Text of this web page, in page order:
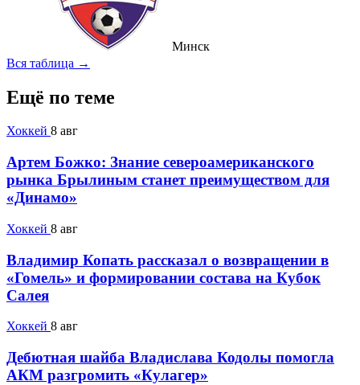
Минск
Вся таблица →
Ещё по теме
Хоккей 8 авг
Артем Божко: Знание североамериканского
рынка Брылиным станет преимуществом для
«Динамо»
Хоккей 8 авг
Владимир Копать рассказал о возвращении в
«Гомель» и формировании состава на Кубок
Салея
Хоккей 8 авг
Дебютная шайба Владислава Кодолы помогла
АКМ разгромить «Кулагер»